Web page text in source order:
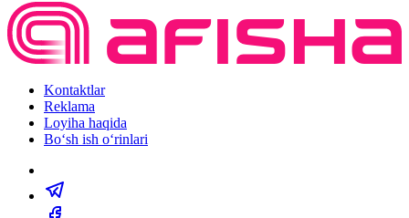
Kontaktlar
Reklama
Loyiha haqida
Bo‘sh ish o‘rinlari